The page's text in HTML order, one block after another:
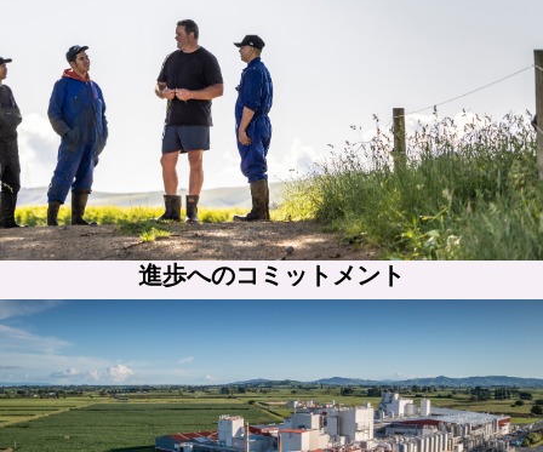
進歩へのコミットメント
進歩へのコミットメント